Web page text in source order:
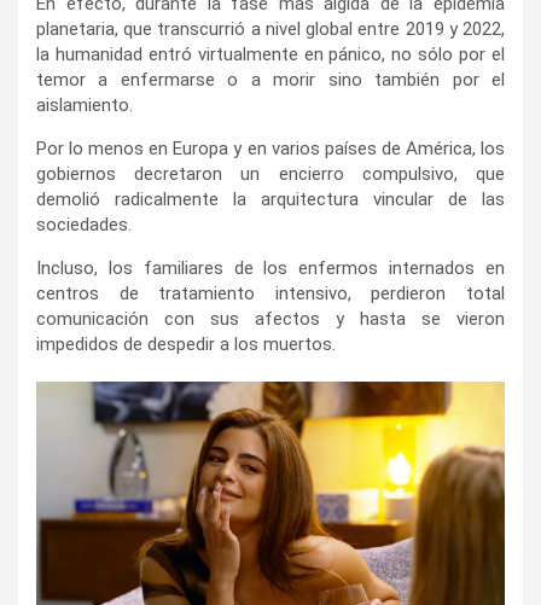
planetaria, que transcurrió a nivel global entre 2019 y 2022,
la humanidad entró virtualmente en pánico, no sólo por el
temor a enfermarse o a morir sino también por el
aislamiento.
Por lo menos en Europa y en varios países de América, los
gobiernos decretaron un encierro compulsivo, que
demolió radicalmente la arquitectura vincular de las
sociedades.
Incluso, los familiares de los enfermos internados en
centros de tratamiento intensivo, perdieron total
comunicación con sus afectos y hasta se vieron
impedidos de despedir a los muertos.